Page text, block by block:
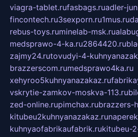
viagra-tablet.rufasbags.ruadler-
fincontech.ru3sexporn.ru1mus.ru
rebus-toys.ruminelab-msk.ru
medsprawo-4-ka.ru2864420.ru
zajmy24.rutovudyi-4-
brazzerscom.rumedsprawo4ka.ru
xehyroo5kuhnyanazakaz.ru
vskrytie-zamkov-moskva-113.ru
zed-online.rupimchax.rubrazzers-
kitubeu2kuhnyanazakaz.ru
kuhnyaofabrikaufabrik.rukitubeu-